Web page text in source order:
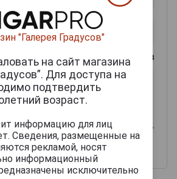
из 2000 знаков
"Галерея Градусов"
на сайт магазина
Для доступа на
подтвердить
возраст.
информацию для лиц
Сведения, размещенные на
рекламой, носят
информационный
исключительно